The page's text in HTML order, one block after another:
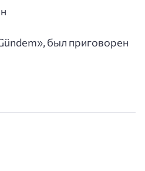
был приговорен